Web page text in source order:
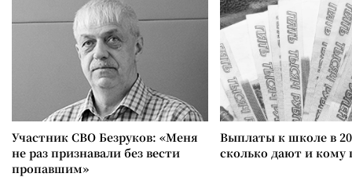
Участник СВО Безруков: «Меня
не раз признавали без вести
пропавшим»
Выплаты к школе в
сколько дают и